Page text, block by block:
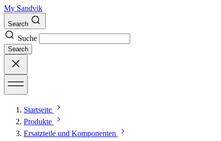
My Sandvik
Search
Suche
Search
Startseite
Produkte
Ersatzteile und Komponenten